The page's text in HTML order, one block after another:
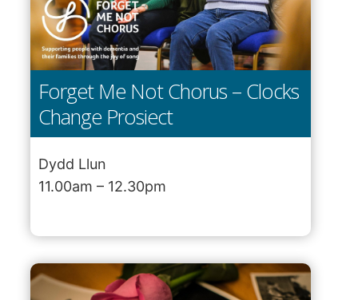
Forget Me Not Chorus – Clocks
Change Prosiect
Dydd Llun
11.00am – 12.30pm